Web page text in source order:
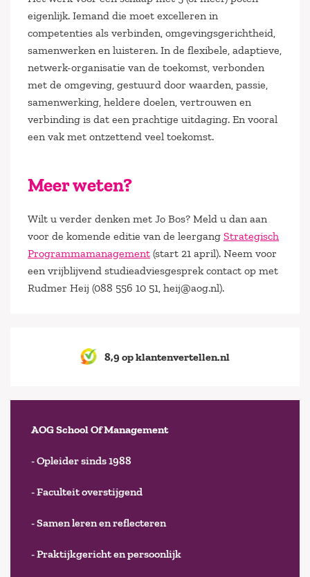
eigenlijk. Iemand die moet excelleren in
competenties als verbinden, omgevingsgerichtheid,
samenwerken en luisteren. In de flexibele, adaptieve,
netwerk-organisatie van de toekomst, verbonden
met de omgeving, gestuurd door waarden, passie,
samenwerking, heldere doelen, vertrouwen en
verbinding is dat een prachtige uitdaging. En vooral
een vak met ontzettend veel toekomst.
Meer weten?
Wilt u verder denken met Jo Bos? Meld u dan aan
voor de komende editie van de leergang Strategisch
Programmamanagement (start 21 april). Neem voor
een vrijblijvend studieadviesgesprek contact op met
Rudmer Heij (088 556 10 51, heij@aog.nl).
8,9 op klantenvertellen.nl
AOG School Of Management
- Opleider sinds 1988
- Faculteit overstijgend
- Samen leren en reflecteren
- Praktijkgericht en persoonlijk